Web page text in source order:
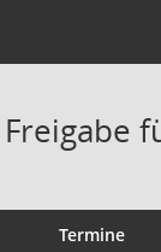
Termine